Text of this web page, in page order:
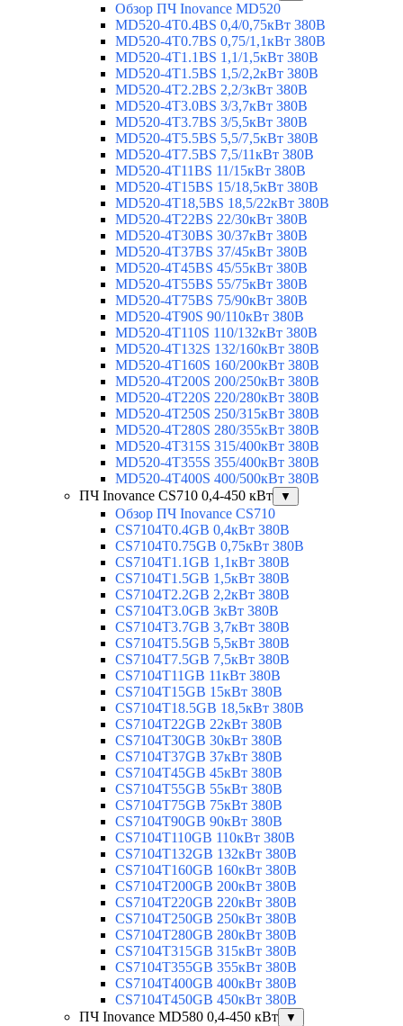
Обзор ПЧ Inovance MD520
MD520-4T0.4BS 0,4/0,75кВт 380В
MD520-4T0.7BS 0,75/1,1кВт 380В
MD520-4T1.1BS 1,1/1,5кВт 380В
MD520-4T1.5BS 1,5/2,2кВт 380В
MD520-4T2.2BS 2,2/3кВт 380В
MD520-4T3.0BS 3/3,7кВт 380В
MD520-4T3.7BS 3/5,5кВт 380В
MD520-4T5.5BS 5,5/7,5кВт 380В
MD520-4T7.5BS 7,5/11кВт 380В
MD520-4T11BS 11/15кВт 380В
MD520-4T15BS 15/18,5кВт 380В
MD520-4T18,5BS 18,5/22кВт 380В
MD520-4T22BS 22/30кВт 380В
MD520-4T30BS 30/37кВт 380В
MD520-4T37BS 37/45кВт 380В
MD520-4T45BS 45/55кВт 380В
MD520-4T55BS 55/75кВт 380В
MD520-4T75BS 75/90кВт 380В
MD520-4T90S 90/110кВт 380В
MD520-4T110S 110/132кВт 380В
MD520-4T132S 132/160кВт 380В
MD520-4T160S 160/200кВт 380В
MD520-4T200S 200/250кВт 380В
MD520-4T220S 220/280кВт 380В
MD520-4T250S 250/315кВт 380В
MD520-4T280S 280/355кВт 380В
MD520-4T315S 315/400кВт 380В
MD520-4T355S 355/400кВт 380В
MD520-4T400S 400/500кВт 380В
ПЧ Inovance CS710 0,4-450 кВт
▼
Обзор ПЧ Inovance CS710
CS7104T0.4GB 0,4кВт 380В
CS7104T0.75GB 0,75кВт 380В
CS7104T1.1GB 1,1кВт 380В
CS7104T1.5GB 1,5кВт 380В
CS7104T2.2GB 2,2кВт 380В
CS7104T3.0GB 3кВт 380В
CS7104T3.7GB 3,7кВт 380В
CS7104T5.5GB 5,5кВт 380В
CS7104T7.5GB 7,5кВт 380В
CS7104T11GB 11кВт 380В
CS7104T15GB 15кВт 380В
CS7104T18.5GB 18,5кВт 380В
CS7104T22GB 22кВт 380В
CS7104T30GB 30кВт 380В
CS7104T37GB 37кВт 380В
CS7104T45GB 45кВт 380В
CS7104T55GB 55кВт 380В
CS7104T75GB 75кВт 380В
CS7104T90GB 90кВт 380В
CS7104T110GB 110кВт 380В
CS7104T132GB 132кВт 380В
CS7104T160GB 160кВт 380В
CS7104T200GB 200кВт 380В
CS7104T220GB 220кВт 380В
CS7104T250GB 250кВт 380В
CS7104T280GB 280кВт 380В
CS7104T315GB 315кВт 380В
CS7104T355GB 355кВт 380В
CS7104T400GB 400кВт 380В
CS7104T450GB 450кВт 380В
ПЧ Inovance MD580 0,4-450 кВт
▼